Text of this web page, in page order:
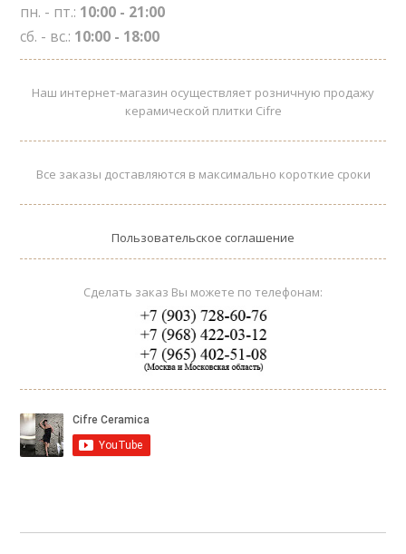
пн. - пт.: 10:00 - 21:00
сб. - вс.: 10:00 - 18:00
Наш интернет-магазин осуществляет розничную продажу
керамической плитки Cifre
Все заказы доставляются в максимально короткие сроки
Пользовательское соглашение
Сделать заказ Вы можете по телефонам: